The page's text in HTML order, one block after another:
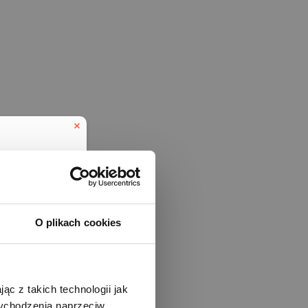
O plikach cookies
z takich technologii jak
naprzeciw
każdy
call